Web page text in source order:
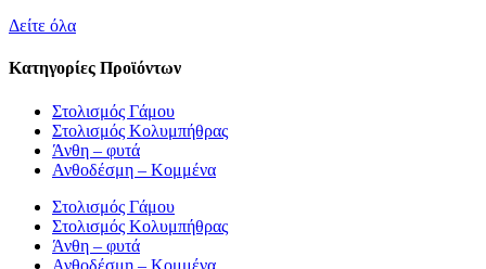
Δείτε όλα
Κατηγορίες Προϊόντων
Στολισμός Γάμου
Στολισμός Κολυμπήθρας
Άνθη – φυτά
Ανθοδέσμη – Κομμένα
Στολισμός Γάμου
Στολισμός Κολυμπήθρας
Άνθη – φυτά
Ανθοδέσμη – Κομμένα